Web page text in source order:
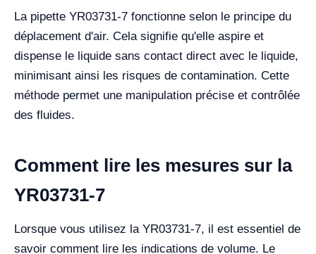
La pipette YR03731-7 fonctionne selon le principe du
déplacement d'air. Cela signifie qu'elle aspire et
dispense le liquide sans contact direct avec le liquide,
minimisant ainsi les risques de contamination. Cette
méthode permet une manipulation précise et contrôlée
des fluides.
Comment lire les mesures sur la
YR03731-7
Lorsque vous utilisez la YR03731-7, il est essentiel de
savoir comment lire les indications de volume. Le